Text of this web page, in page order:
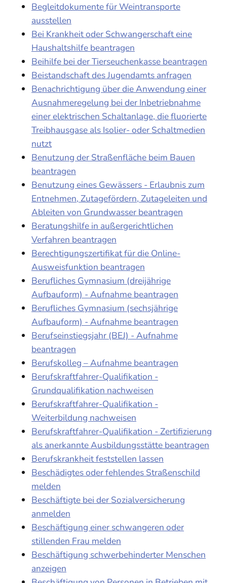
Begleitdokumente für Weintransporte
ausstellen
Bei Krankheit oder Schwangerschaft eine
Haushaltshilfe beantragen
Beihilfe bei der Tierseuchenkasse beantragen
Beistandschaft des Jugendamts anfragen
Benachrichtigung über die Anwendung einer
Ausnahmeregelung bei der Inbetriebnahme
einer elektrischen Schaltanlage, die fluorierte
Treibhausgase als Isolier- oder Schaltmedien
nutzt
Benutzung der Straßenfläche beim Bauen
beantragen
Benutzung eines Gewässers - Erlaubnis zum
Entnehmen, Zutagefördern, Zutageleiten und
Ableiten von Grundwasser beantragen
Beratungshilfe in außergerichtlichen
Verfahren beantragen
Berechtigungszertifikat für die Online-
Ausweisfunktion beantragen
Berufliches Gymnasium (dreijährige
Aufbauform) - Aufnahme beantragen
Berufliches Gymnasium (sechsjährige
Aufbauform) - Aufnahme beantragen
Berufseinstiegsjahr (BEJ) - Aufnahme
beantragen
Berufskolleg – Aufnahme beantragen
Berufskraftfahrer-Qualifikation -
Grundqualifikation nachweisen
Berufskraftfahrer-Qualifikation -
Weiterbildung nachweisen
Berufskraftfahrer-Qualifikation - Zertifizierung
als anerkannte Ausbildungsstätte beantragen
Berufskrankheit feststellen lassen
Beschädigtes oder fehlendes Straßenschild
melden
Beschäftigte bei der Sozialversicherung
anmelden
Beschäftigung einer schwangeren oder
stillenden Frau melden
Beschäftigung schwerbehinderter Menschen
anzeigen